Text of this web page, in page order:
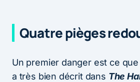
Quatre pièges
Un premier danger est ce
a très bien décrit dans The